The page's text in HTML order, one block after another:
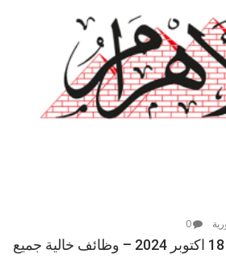
0
وظائف اهرام الجمعة 18 اكتوبر 2024 – وظائف خالية جميع